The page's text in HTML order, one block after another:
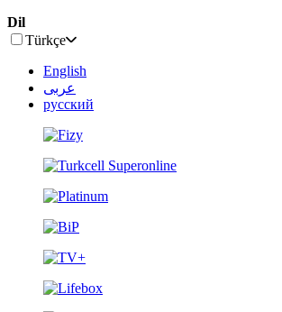
Dil
Türkçe
English
عربى
русский